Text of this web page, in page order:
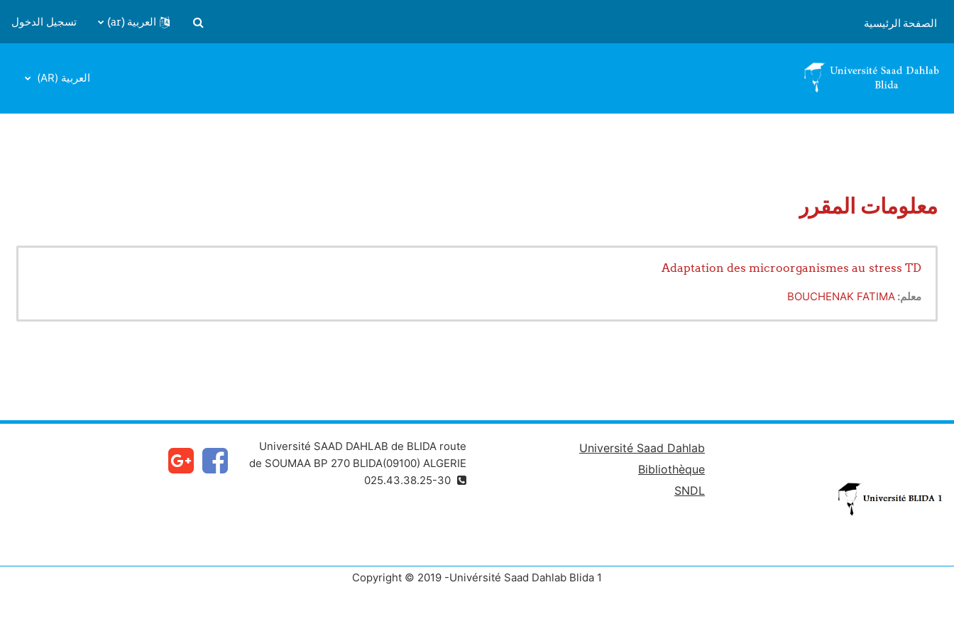
الصفحة الرئيسية
تبديل إدخال البحث
العربية ‎(ar)‎ تسجيل الدخول
العربية ‎(AR)‎
معلومات المقرر
Adaptation des microorganismes au stress TD
معلم: BOUCHENAK FATIMA
Université Saad Dahlab
Bibliothèque
SNDL
Université SAAD DAHLAB de BLIDA route
de SOUMAA BP 270 BLIDA(09100) ALGERIE
Copyright © 2019 -Univérsité Saad Dahlab Blida 1